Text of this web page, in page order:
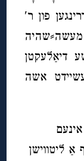
פון ר′
מעשה⸗שהיה
דיאַלעקטן
אשה
אַ ליטווישן